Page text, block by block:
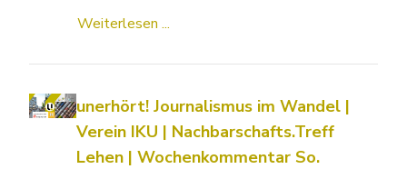
Weiterlesen ...
unerhört! Journalismus im Wandel |
Verein IKU | Nachbarschafts.Treff
Lehen | Wochenkommentar So.